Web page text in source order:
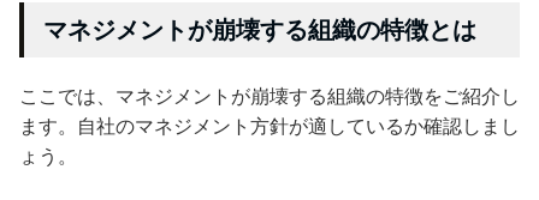
マネジメントが崩壊する組織の特徴とは
ここでは、マネジメントが崩壊する組織の特徴をご紹介し
ます。自社のマネジメント方針が適しているか確認しまし
ょう。